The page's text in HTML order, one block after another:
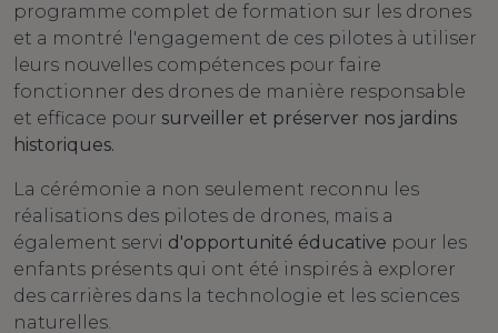
programme complet de formation sur les drones
et a montré l'engagement de ces pilotes à utiliser
leurs nouvelles compétences pour faire
fonctionner des drones de manière responsable
et efficace pour surveiller et préserver nos jardins
historiques.
La cérémonie a non seulement reconnu les
réalisations des pilotes de drones, mais a
également servi d'opportunité éducative pour les
enfants présents qui ont été inspirés à explorer
des carrières dans la technologie et les sciences
naturelles.